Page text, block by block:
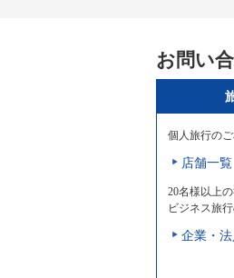
お問い
個人旅行の
店舗一覧
20名様以上
ビジネス旅
企業・